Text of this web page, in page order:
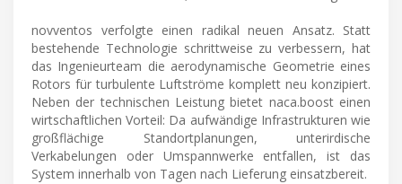
novventos verfolgte einen radikal neuen Ansatz. Statt
bestehende Technologie schrittweise zu verbessern, hat
das Ingenieurteam die aerodynamische Geometrie eines
Rotors für turbulente Luftströme komplett neu konzipiert.
Neben der technischen Leistung bietet naca.boost einen
wirtschaftlichen Vorteil: Da aufwändige Infrastrukturen wie
großflächige Standortplanungen, unterirdische
Verkabelungen oder Umspannwerke entfallen, ist das
System innerhalb von Tagen nach Lieferung einsatzbereit.